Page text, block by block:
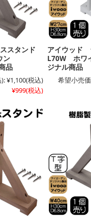
スタンド
ン
品
¥1,100(税込)
¥999(税込)
アイウッド
L70W ホワ
ジナル商品
希望小売